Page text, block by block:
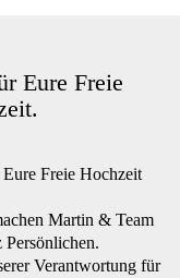
Eure Freie
Martin & Team
Persönlichen.
Verantwortung für